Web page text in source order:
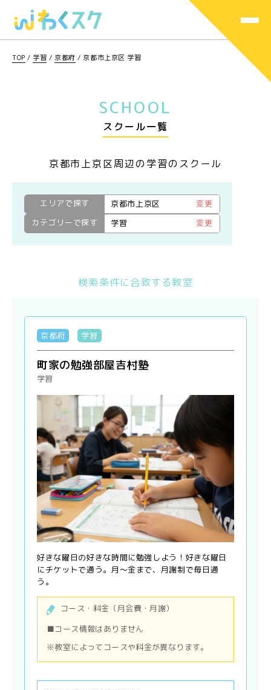
TOP / 学習 / 京都府 / 京都市上京区 学習
SCHOOL
スクール一覧
京都市上京区周辺の学習のスクール
エリアで探す 京都市上京区
変更
カテゴリーで探す
学習 変更
検索条件に合致する教室
京都府 学習
町家の勉強部屋吉村塾
学習
好きな曜日の好きな時間に勉強しよう！好きな曜日
にチケットで通う。月〜金まで、月謝制で毎日通
う。
コース・料金（月会費・月謝）
■コース情報はありません
※教室によってコースや料金が異なります。